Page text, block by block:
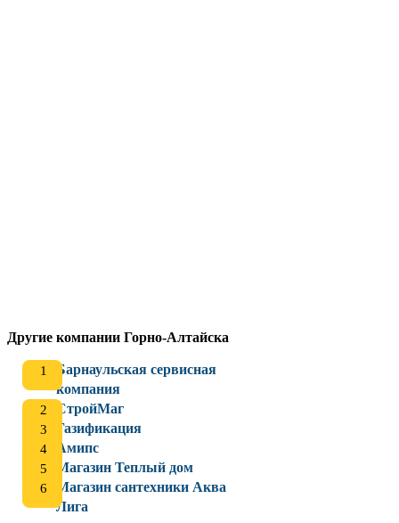
Другие компании Горно-Алтайска
Барнаульская сервисная
компания
СтройМаг
Газификация
Амипс
Магазин Теплый дом
Магазин сантехники Аква
Лига